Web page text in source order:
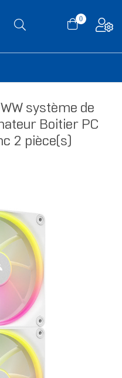
0
système de
Boitier PC
2 pièce(s)